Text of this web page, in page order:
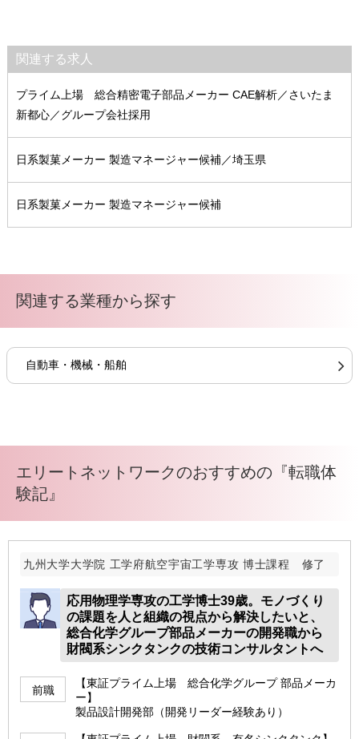
関連する求人
プライム上場 総合精密電子部品メーカー CAE解析／さいたま
新都心／グループ会社採用
日系製菓メーカー 製造マネージャー候補／埼玉県
日系製菓メーカー 製造マネージャー候補
関連する業種から探す
自動車・機械・船舶
エリートネットワークのおすすめの『転職体
験記』
九州大学大学院 工学府航空宇宙工学専攻 博士課程 修了
応用物理学専攻の工学博士39歳。モノづくり
の課題を人と組織の視点から解決したいと、
総合化学グループ部品メーカーの開発職から
財閥系シンクタンクの技術コンサルタントへ
前職
【東証プライム上場 総合化学グループ 部品メーカ
ー】
製品設計開発部（開発リーダー経験あり）